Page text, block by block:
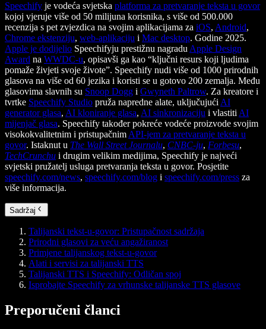
Speechify je vodeća svjetska platforma za pretvaranje teksta u govor
kojoj vjeruje više od 50 milijuna korisnika, s više od 500.000
recenzija s pet zvjezdica na svojim aplikacijama za iOS, Android,
Chrome ekstenziju, web-aplikaciju i Mac desktop. Godine 2025.
Apple je dodijelio Speechifyju prestižnu nagradu Apple Design
Award na WWDC-u, opisavši ga kao “ključni resurs koji ljudima
pomaže živjeti svoje živote”. Speechify nudi više od 1000 prirodnih
glasova na više od 60 jezika i koristi se u gotovo 200 zemalja. Među
glasovima slavnih su Snoop Dogg i Gwyneth Paltrow. Za kreatore i
tvrtke Speechify Studio pruža napredne alate, uključujući AI
generator glasa, AI kloniranje glasa, AI sinkronizaciju i vlastiti AI
mijenjač glasa. Speechify također pokreće vodeće proizvode svojim
visokokvalitetnim i pristupačnim API-jem za pretvaranje teksta u
govor. Istaknut u The Wall Street Journalu, CNBC-ju, Forbesu,
TechCrunchu i drugim velikim medijima, Speechify je najveći
svjetski pružatelj usluga pretvaranja teksta u govor. Posjetite
speechify.com/news, speechify.com/blog i speechify.com/press za
više informacija.
Sadržaj
Talijanski tekst-u-govor: Pristupačnost sadržaja
Prirodni glasovi za veću angažiranost
Primjene talijanskog tekst-u-govor
Alati i servisi za talijanski TTS
Talijanski TTS i Speechify: Odličan spoj
Isprobajte Speechify za vrhunske talijanske TTS glasove
Preporučeni članci